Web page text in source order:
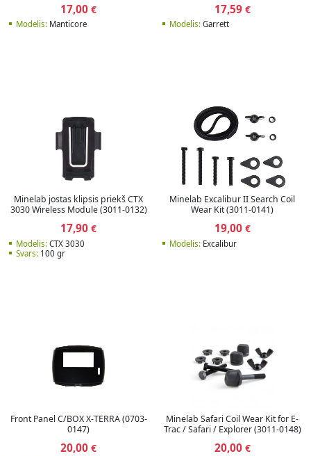
17,00 €
Modelis:Manticore
17,59€
Modelis: Garrett
Minelab jostas klipsis priekš CTX
3030 Wireless Module (3011-0132)
17,90 €
Modelis:CTX 3030
Svars:100 gr
Minelab Excalibur II Search Coil
Wear Kit (3011-0141)
19,00€
Modelis: Excalibur
Front Panel C/BOX X-TERRA (0703-
0147)
20,00 €
Minelab Safari Coil Wear Kit for E-
Trac / Safari / Explorer (3011-0148)
20,00€